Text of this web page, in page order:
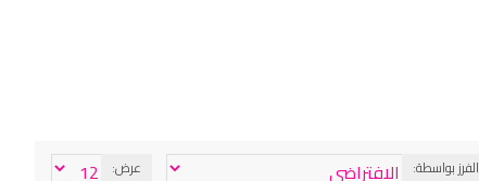
الفرز بواسطة: عرض: